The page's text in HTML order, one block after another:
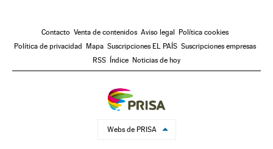
Contacto Venta de contenidos Aviso legal
Política cookies
Política de privacidad
Mapa Suscripciones EL PAÍS Suscripciones empresas
RSS
Índice Noticias de hoy
Webs de PRISA